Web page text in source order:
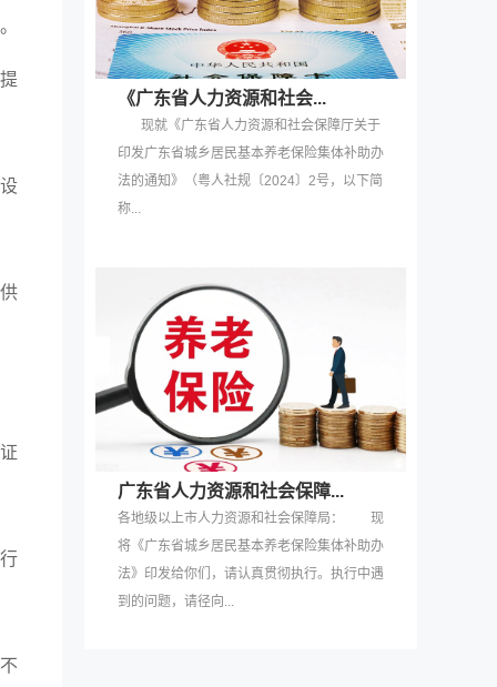
《广东省人力资源和社会...
现就《广东省人力资源和社会保障厅关于
印发广东省城乡居民基本养老保险集体补助办
法的通知》（粤人社规〔2024〕2号，以下简
称...
广东省人力资源和社会保障...
各地级以上市人力资源和社会保障局： 现
将《广东省城乡居民基本养老保险集体补助办
法》印发给你们，请认真贯彻执行。执行中遇
到的问题，请径向...